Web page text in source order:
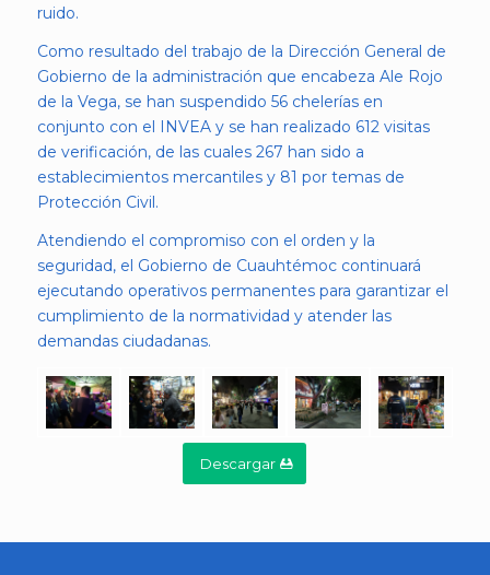
ruido.
Como resultado del trabajo de la Dirección General de
Gobierno de la administración que encabeza Ale Rojo
de la Vega, se han suspendido 56 chelerías en
conjunto con el INVEA y se han realizado 612 visitas
de verificación, de las cuales 267 han sido a
establecimientos mercantiles y 81 por temas de
Protección Civil.
Atendiendo el compromiso con el orden y la
seguridad, el Gobierno de Cuauhtémoc continuará
ejecutando operativos permanentes para garantizar el
cumplimiento de la normatividad y atender las
demandas ciudadanas.
Descargar